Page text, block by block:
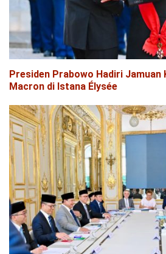
Presiden Prabowo Hadiri Jamuan
Macron di Istana Élysée